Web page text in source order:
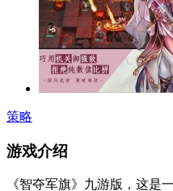
策略
游戏介绍
《智夺军旗》九游版，这是